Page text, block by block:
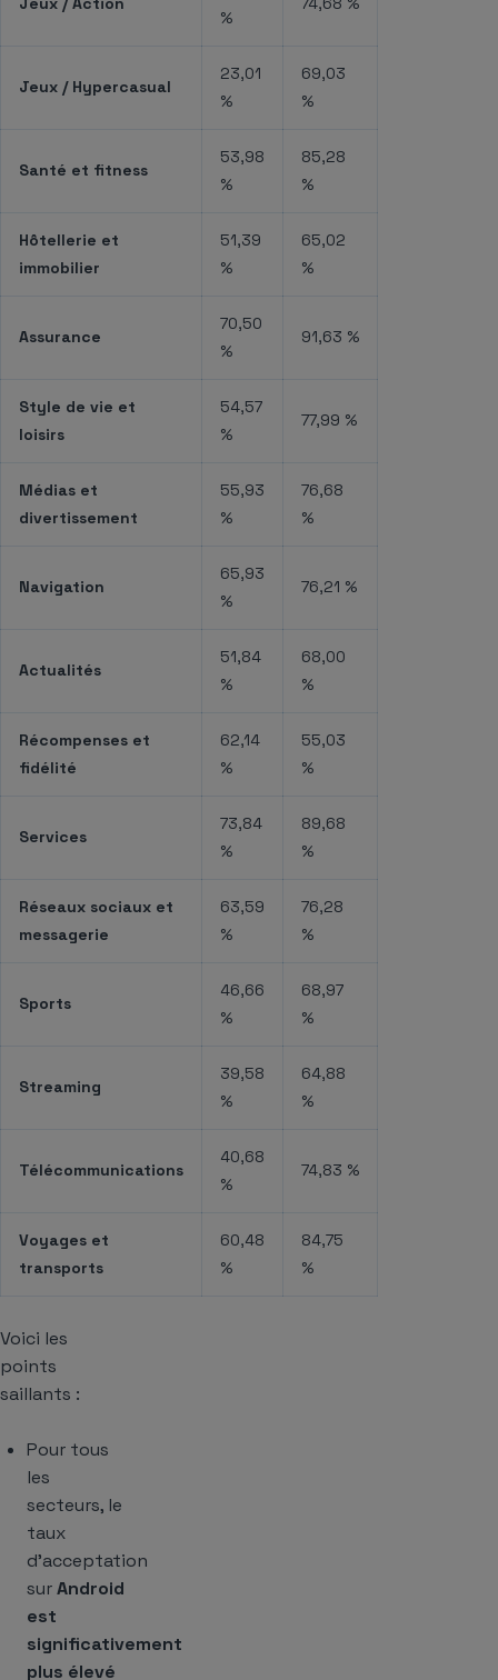
%
Jeux / Hypercasual
23,01
%
69,03
%
Santé et fitness
53,98
%
85,28
%
Hôtellerie et
immobilier
51,39
%
65,02
%
Assurance
70,50
%
91,63 %
Style de vie et
loisirs
54,57
%
77,99 %
Médias et
divertissement
55,93
%
76,68
%
Navigation
65,93
%
76,21 %
Actualités
51,84
%
68,00
%
Récompenses et
fidélité
62,14
%
55,03
%
Services
73,84
%
89,68
%
Réseaux sociaux et
messagerie
63,59
%
76,28
%
Sports
46,66
%
68,97
%
Streaming
39,58
%
64,88
%
Télécommunications
40,68
%
74,83 %
Voyages et
transports
60,48
%
84,75
%
Voici les
points
saillants :
Pour tous
les
secteurs, le
taux
d’acceptation
surAndroid
est
significativement
plus élevé